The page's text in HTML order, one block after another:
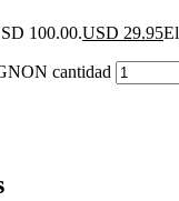
100.00.USD 29.95
cantidad